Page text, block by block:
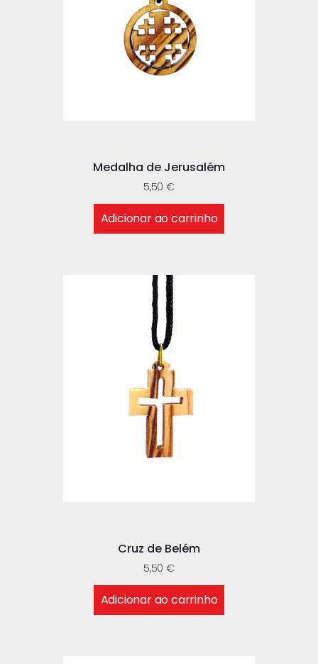
Medalha de Jerusalém
5,50€
Adicionar ao carrinho
Cruz de Belém
5,50€
Adicionar ao carrinho